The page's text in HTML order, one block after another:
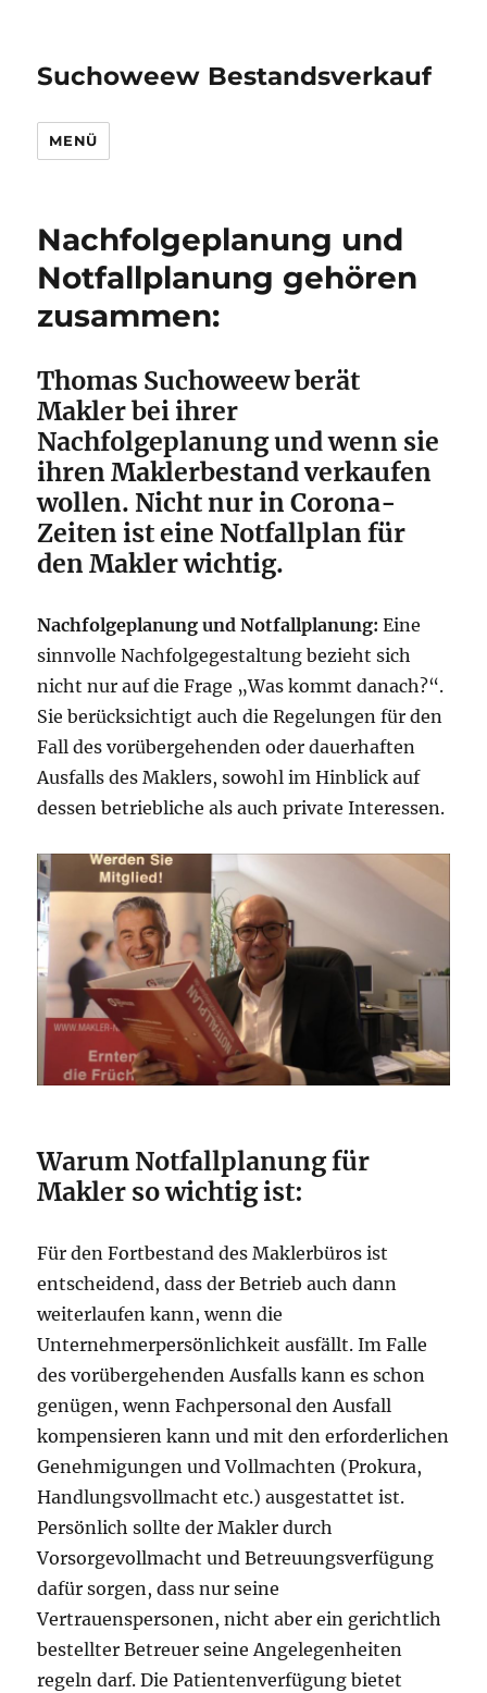
Suchoweew Bestandsverkauf
MENÜ
Nachfolgeplanung und
Notfallplanung gehören
zusammen:
Thomas Suchoweew berät
Makler bei ihrer
Nachfolgeplanung und wenn sie
ihren Maklerbestand verkaufen
wollen. Nicht nur in Corona-
Zeiten ist eine Notfallplan für
den Makler wichtig.
Nachfolgeplanung und Notfallplanung: Eine
sinnvolle Nachfolgegestaltung bezieht sich
nicht nur auf die Frage „Was kommt danach?“.
Sie berücksichtigt auch die Regelungen für den
Fall des vorübergehenden oder dauerhaften
Ausfalls des Maklers, sowohl im Hinblick auf
dessen betriebliche als auch private Interessen.
Warum Notfallplanung für
Makler so wichtig ist:
Für den Fortbestand des Maklerbüros ist
entscheidend, dass der Betrieb auch dann
weiterlaufen kann, wenn die
Unternehmerpersönlichkeit ausfällt. Im Falle
des vorübergehenden Ausfalls kann es schon
genügen, wenn Fachpersonal den Ausfall
kompensieren kann und mit den erforderlichen
Genehmigungen und Vollmachten (Prokura,
Handlungsvollmacht etc.) ausgestattet ist.
Persönlich sollte der Makler durch
Vorsorgevollmacht und Betreuungsverfügung
dafür sorgen, dass nur seine
Vertrauenspersonen, nicht aber ein gerichtlich
bestellter Betreuer seine Angelegenheiten
regeln darf. Die Patientenverfügung bietet